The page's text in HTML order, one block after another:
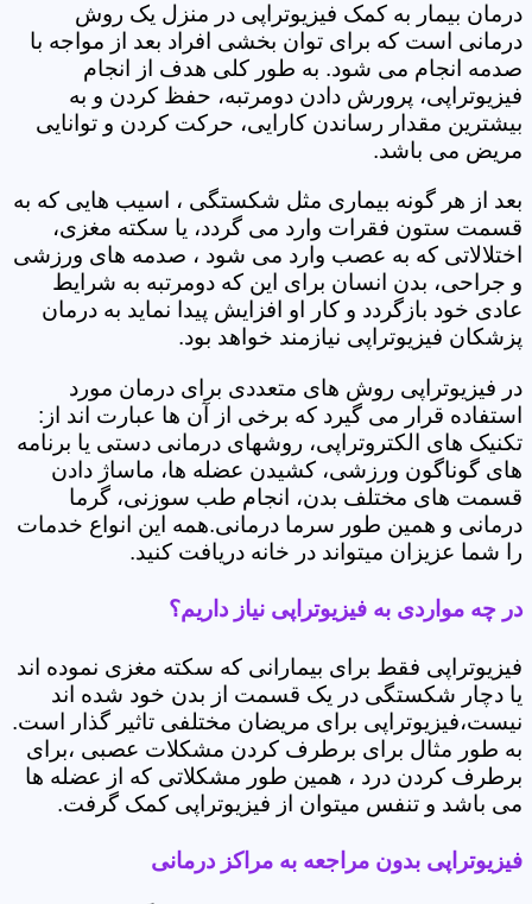
درمان بیمار به کمک فیزیوتراپی در منزل یک روش
درمانی است که برای توان بخشی افراد بعد از مواجه با
صدمه انجام می شود. به طور کلی هدف از انجام
فیزیوتراپی، پرورش دادن دومرتبه، حفظ کردن و به
بیشترین مقدار رساندن کارایی، حرکت کردن و توانایی
مریض می باشد.
بعد از هر گونه بیماری مثل شکستگی ، اسیب هایی که به
قسمت ستون فقرات وارد می گردد، یا سکته مغزی،
اختلالاتی که به عصب وارد می شود ، صدمه های ورزشی
و جراحی، بدن انسان برای این که دومرتبه به شرایط
عادی خود بازگردد و کار او افزایش پیدا نماید به درمان
پزشکان فیزیوتراپی نیازمند خواهد بود.
در فیزیوتراپی روش های متعددی برای درمان مورد
استفاده قرار می گیرد که برخی از آن ها عبارت اند از:
تکنیک های الکتروتراپی، روشهای درمانی دستی یا برنامه
های گوناگون ورزشی، کشیدن عضله ها، ماساژ دادن
قسمت های مختلف بدن، انجام طب سوزنی، گرما
درمانی و همین طور سرما درمانی.همه این انواع خدمات
را شما عزیزان میتواند در خانه دریافت کنید.
در چه مواردی به فیزیوتراپی نیاز داریم؟
فیزیوتراپی فقط برای بیمارانی که سکته مغزی نموده اند
یا دچار شکستگی در یک قسمت از بدن خود شده اند
نیست،فیزیوتراپی برای مریضان مختلفی تاثیر گذار است.
به طور مثال برای برطرف کردن مشکلات عصبی ،برای
برطرف کردن درد ، همین طور مشکلاتی که از عضله ها
می باشد و تنفس میتوان از فیزیوتراپی کمک گرفت.
فیزیوتراپی بدون مراجعه به مراکز درمانی